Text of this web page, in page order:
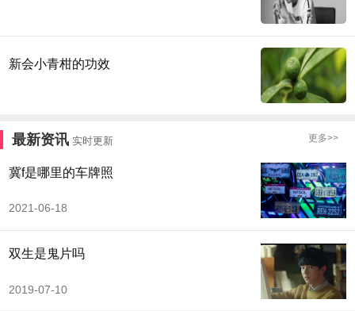
新会小青柑的功效
最新资讯 实时更新 更多>>
冀f是哪里的车牌照
2021-06-18
双生是鬼片吗
2019-07-10